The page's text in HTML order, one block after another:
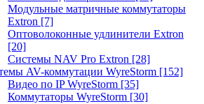
Модульные матричные коммутаторы
Extron [7]
Оптоволоконные удлинители Extron
[20]
Системы NAV Pro Extron [28]
AV-коммутации WyreStorm [152]
Видео по IP WyreStorm [35]
Коммутаторы WyreStorm [30]